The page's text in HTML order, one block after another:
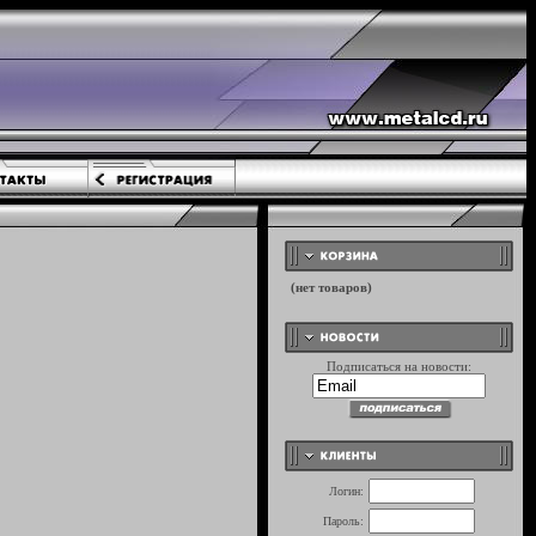
Подписаться на новости:
Логин:
Пароль: